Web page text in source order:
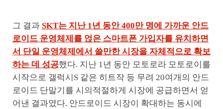
그 결과 SKT는 지난 1년 동안 400만 명에 가까운 안드
로이드 운영체제를 얹은 스마트폰 가입자를 유치하면
서 단일 운영체제에서 쓸만한 시장을 자체적으로 확보
하는 데 성공했다. 지난 1년 동안 모토로라 모토로이를
시작으로 갤럭시S 같은 히트작 등 무려 20여개의 안드
로이드 단말기를 시의적절하게 시장에 공급하면서 얻
어낸 결과였다. 안드로이드 시장이 확대하는 동시에